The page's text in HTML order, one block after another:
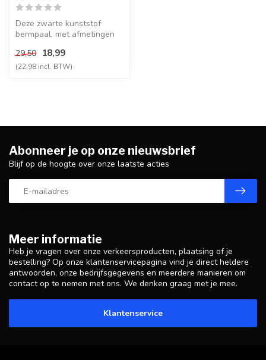
Deze zwarte kunststof
bermpaal, met afmetingen
voorzien ...
29,50 18,99
(22,98 incl. BTW)
Meer informatie
Heb je vragen over onze verkeersproducten, plaatsing of je
bestelling? Op onze klantenservicepagina vind je direct heldere
antwoorden, onze bedrijfsgegevens en meerdere manieren om
contact op te nemen met ons. We denken graag met je mee.
Klantenservice
Abonneer je op onze nieuwsbrief
Blijf op de hoogte over onze laatste acties